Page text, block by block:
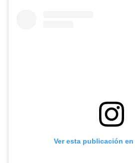
Ver esta publicación